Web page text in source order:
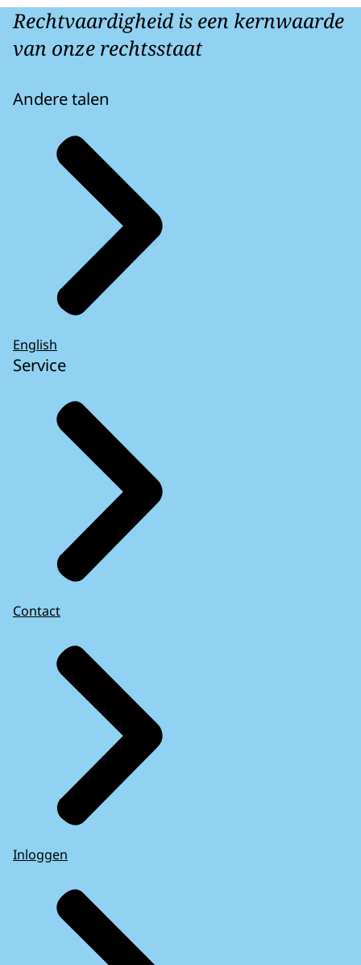
Rechtvaardigheid is een kernwaarde
van onze rechtsstaat
Andere talen
English
Service
Contact
Inloggen